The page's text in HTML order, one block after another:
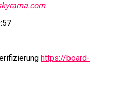
https://board-